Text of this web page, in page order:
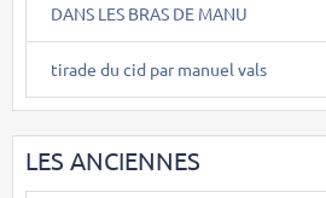
DANS LES BRAS DE MANU
tirade du cid par manuel vals
LES ANCIENNES